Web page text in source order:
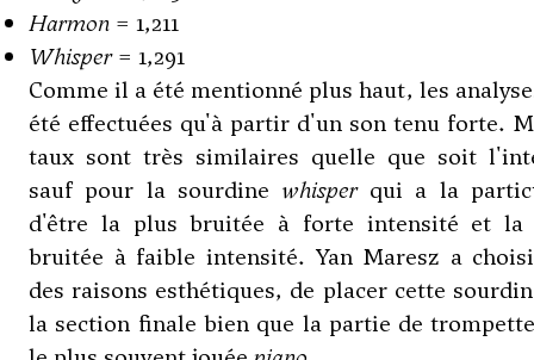
Harmon = 1,211
Whisper= 1,291
Comme il a été mentionné plus haut, les
été effectuées qu'à partir d'un son tenu forte.
taux sont très similaires quelle que soit
sauf pour la sourdine whisperqui a la
d'être la plus bruitée à forte intensité et la
bruitée à faible intensité. Yan Maresz a
des raisons esthétiques, de placer cette
la section finale bien que la partie de